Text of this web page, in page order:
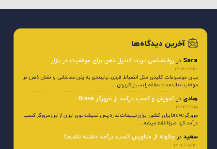
آخرین دیدگاه‌ها
Sara در روانشناسی ترید؛ کنترل ذهن برای موفقیت در بازار
1404/09/20
بیان موضوعات کلیدی مثل انضباط فردی، پایبندی به پلن معاملاتی و نقش ذهن در
موفقیت بلندمدت، مقاله را بسیار کاربردی…
هادی در آموزش و کسب درآمد از مرورگر Brave
1404/09/15
مرورگر brave برای کشور ایران تبلیغات نداره پس نمیشه توی ایران از این مرورگر کسب
درآمد کرد. صرفا فقط میشه…
سعید در چگونه از متاورس کسب درآمد داشته باشیم؟
1404/08/22